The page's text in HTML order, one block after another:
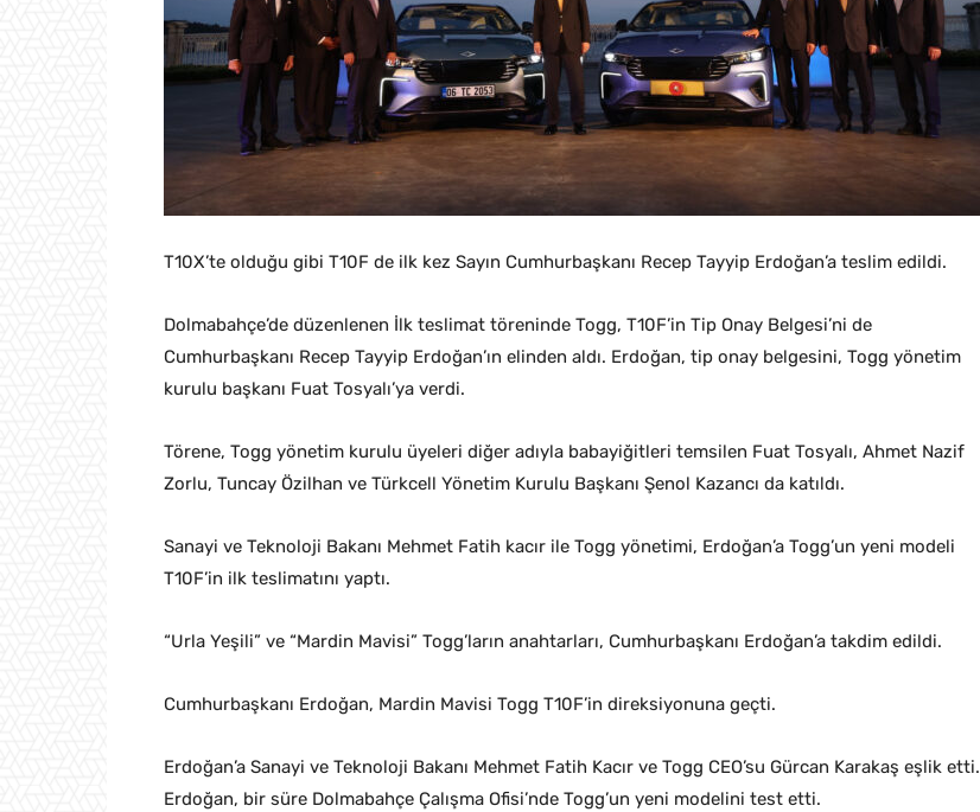
T10X’te olduğu gibi T10F de ilk kez Sayın Cumhurbaşkanı Recep Tayyip Erdoğan’a teslim edildi.
Dolmabahçe’de düzenlenen İlk teslimat töreninde Togg, T10F’in Tip Onay Belgesi’ni de
Cumhurbaşkanı Recep Tayyip Erdoğan’ın elinden aldı. Erdoğan, tip onay belgesini, Togg yönetim
kurulu başkanı Fuat Tosyalı’ya verdi.
Törene, Togg yönetim kurulu üyeleri diğer adıyla babayiğitleri temsilen Fuat Tosyalı, Ahmet Nazif
Zorlu, Tuncay Özilhan ve Türkcell Yönetim Kurulu Başkanı Şenol Kazancı da katıldı.
Sanayi ve Teknoloji Bakanı Mehmet Fatih kacır ile Togg yönetimi, Erdoğan’a Togg’un yeni modeli
T10F’in ilk teslimatını yaptı.
“Urla Yeşili” ve “Mardin Mavisi” Togg’ların anahtarları, Cumhurbaşkanı Erdoğan’a takdim edildi.
Cumhurbaşkanı Erdoğan, Mardin Mavisi Togg T10F’in direksiyonuna geçti.
Erdoğan’a Sanayi ve Teknoloji Bakanı Mehmet Fatih Kacır ve Togg CEO’su Gürcan Karakaş eşlik etti.
Erdoğan, bir süre Dolmabahçe Çalışma Ofisi’nde Togg’un yeni modelini test etti.